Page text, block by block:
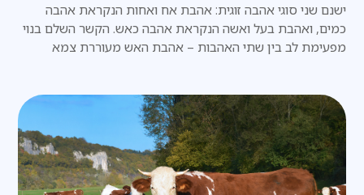
ישנם שני סוגי אהבה זוגית: אהבת אח ואחות הנקראת אהבה
כמים, ואהבת בעל ואשה הנקראת אהבה כאש. הקשר השלם בנוי
מפעימת לב בין שתי האהבות – אהבת האש מעוררת צמא